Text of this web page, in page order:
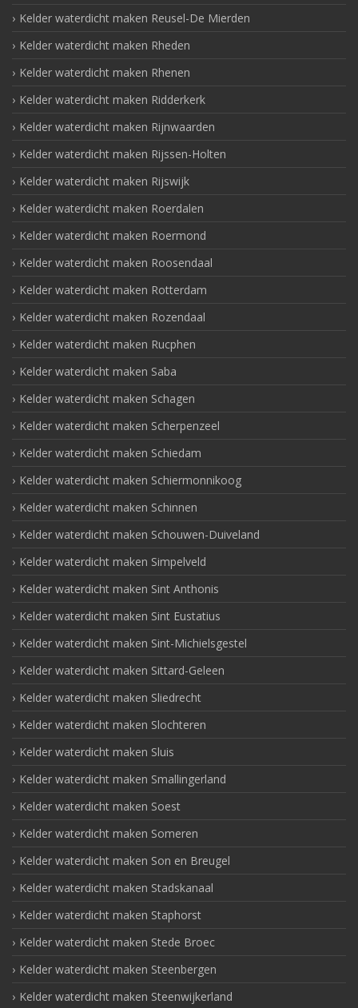
Kelder waterdicht maken Reusel-De Mierden
Kelder waterdicht maken Rheden
Kelder waterdicht maken Rhenen
Kelder waterdicht maken Ridderkerk
Kelder waterdicht maken Rijnwaarden
Kelder waterdicht maken Rijssen-Holten
Kelder waterdicht maken Rijswijk
Kelder waterdicht maken Roerdalen
Kelder waterdicht maken Roermond
Kelder waterdicht maken Roosendaal
Kelder waterdicht maken Rotterdam
Kelder waterdicht maken Rozendaal
Kelder waterdicht maken Rucphen
Kelder waterdicht maken Saba
Kelder waterdicht maken Schagen
Kelder waterdicht maken Scherpenzeel
Kelder waterdicht maken Schiedam
Kelder waterdicht maken Schiermonnikoog
Kelder waterdicht maken Schinnen
Kelder waterdicht maken Schouwen-Duiveland
Kelder waterdicht maken Simpelveld
Kelder waterdicht maken Sint Anthonis
Kelder waterdicht maken Sint Eustatius
Kelder waterdicht maken Sint-Michielsgestel
Kelder waterdicht maken Sittard-Geleen
Kelder waterdicht maken Sliedrecht
Kelder waterdicht maken Slochteren
Kelder waterdicht maken Sluis
Kelder waterdicht maken Smallingerland
Kelder waterdicht maken Soest
Kelder waterdicht maken Someren
Kelder waterdicht maken Son en Breugel
Kelder waterdicht maken Stadskanaal
Kelder waterdicht maken Staphorst
Kelder waterdicht maken Stede Broec
Kelder waterdicht maken Steenbergen
Kelder waterdicht maken Steenwijkerland